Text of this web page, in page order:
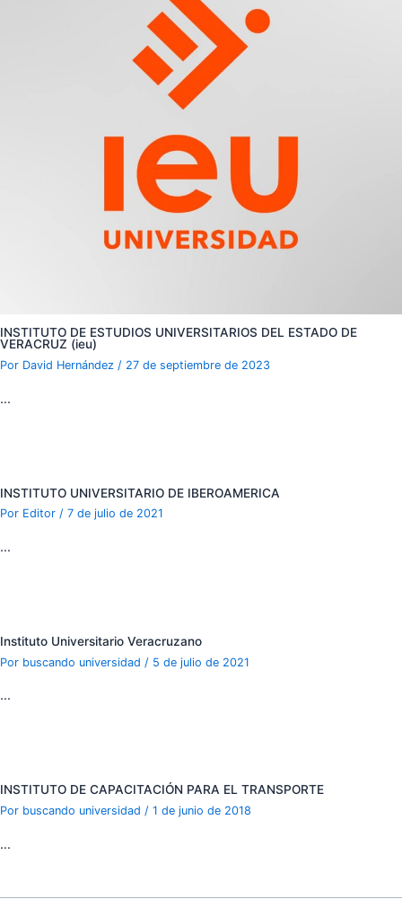
INSTITUTO DE ESTUDIOS UNIVERSITARIOS DEL ESTADO DE
VERACRUZ (ieu)
Por David Hernández / 27 de septiembre de 2023
…
INSTITUTO UNIVERSITARIO DE IBEROAMERICA
Por Editor / 7 de julio de 2021
…
Instituto Universitario Veracruzano
Por buscando universidad / 5 de julio de 2021
…
INSTITUTO DE CAPACITACIÓN PARA EL TRANSPORTE
Por buscando universidad / 1 de junio de 2018
…